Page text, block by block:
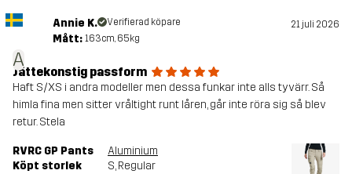
A
Annie K. Verifierad köpare 21 juli 2026
Mått: 163cm, 65kg
Jättekonstig passform
Haft S/XS i andra modeller men dessa funkar inte alls tyvärr. Så
himla fina men sitter vråltight runt låren, går inte röra sig så blev
retur. Stela
RVRC GP Pants
Aluminium
Köpt storlek
S, Regular